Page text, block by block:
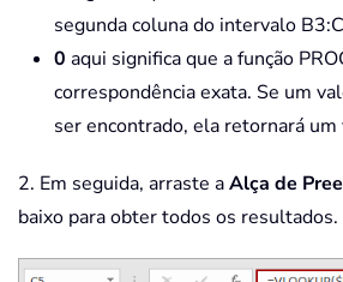
segunda coluna do intervalo
0 aqui significa que a função
correspondência exata. Se um
ser encontrado, ela retornará
2. Em seguida, arraste aAlça de
baixo para obter todos os resultados.